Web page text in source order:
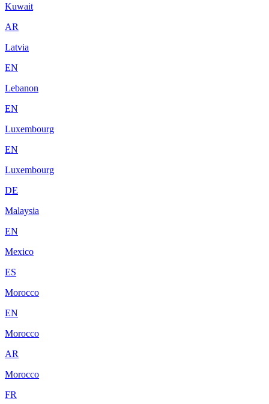
Kuwait
AR
Latvia
EN
Lebanon
EN
Luxembourg
EN
Luxembourg
DE
Malaysia
EN
Mexico
ES
Morocco
EN
Morocco
AR
Morocco
FR